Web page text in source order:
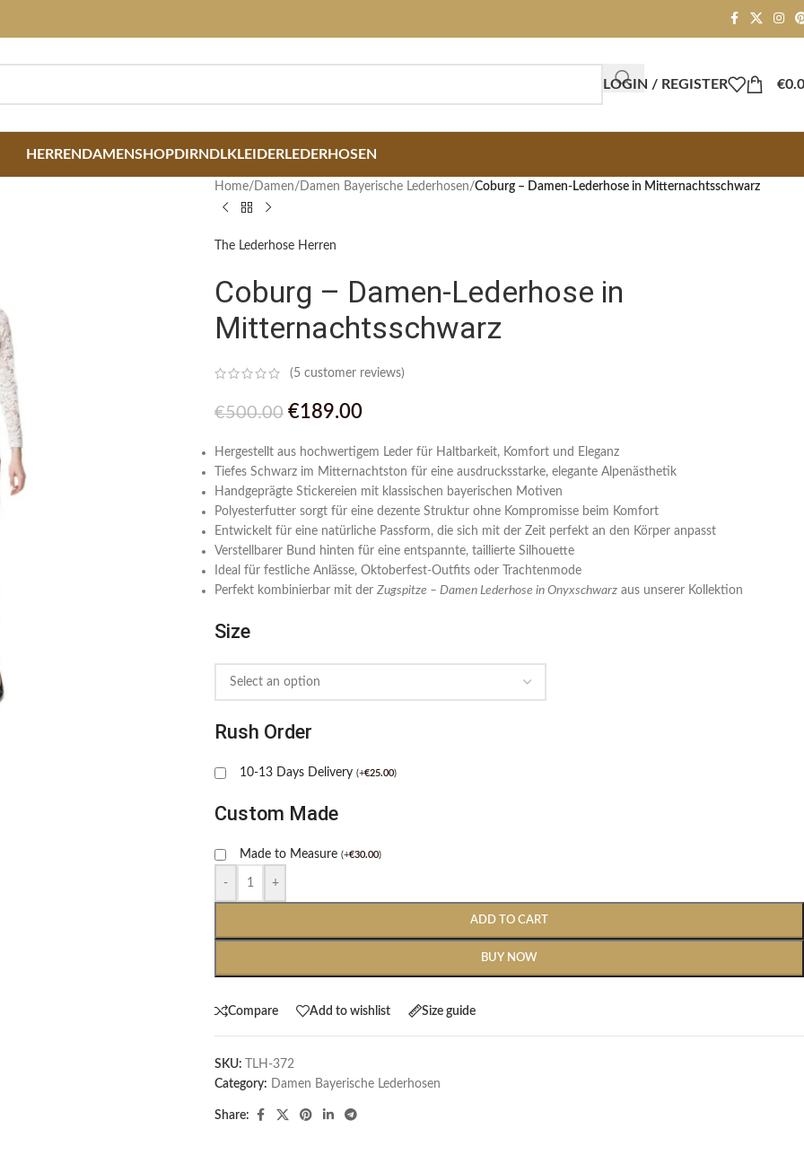
LOGIN / REGISTER €
HERREN DAMENSHOPDIRNDLKLEIDERLEDERHOSEN
Home/ Damen/ Damen Bayerische Lederhosen/Coburg – Damen-Lederhose in Mitternachtsschwarz
The Lederhose Herren
Coburg – Damen-Lederhose in
Mitternachtsschwarz
(5 customer reviews)
€500.00 €189.00
Hergestellt aus hochwertigem Leder für Haltbarkeit, Komfort und Eleganz
Tiefes Schwarz im Mitternachtston für eine ausdrucksstarke, elegante Alpenästhetik
Handgeprägte Stickereien mit klassischen bayerischen Motiven
Polyesterfutter sorgt für eine dezente Struktur ohne Kompromisse beim Komfort
Entwickelt für eine natürliche Passform, die sich mit der Zeit perfekt an den Körper anpasst
Verstellbarer Bund hinten für eine entspannte, taillierte Silhouette
Ideal für festliche Anlässe, Oktoberfest-Outfits oder Trachtenmode
Perfekt kombinierbar mit der Zugspitze – Damen Lederhose in Onyxschwarz aus unserer Kollektion
Size
Rush Order
10-13 Days Delivery (+€25.00)
Custom Made
Made to Measure (+€30.00)
- +
ADD TO CART
BUY NOW
Compare Add to wishlist Size guide
SKU:
TLH-372
Category: Damen Bayerische Lederhosen
Share: